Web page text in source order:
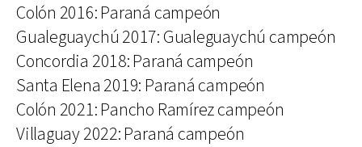
Colón 2016: Paraná campeón
Gualeguaychú 2017: Gualeguaychú campeón
Concordia 2018: Paraná campeón
Santa Elena 2019: Paraná campeón
Colón 2021: Pancho Ramírez campeón
Villaguay 2022: Paraná campeón